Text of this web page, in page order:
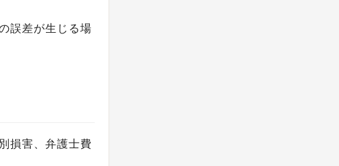
誤差が生じる場
損害、弁護士費